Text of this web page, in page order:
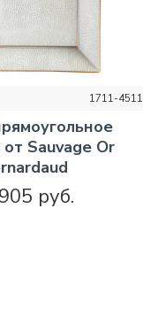
1711-4511
Sauvage Or
руб.